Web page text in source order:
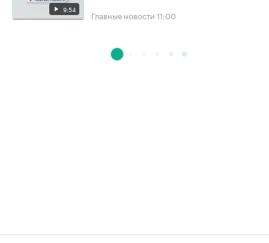
9:54 Главные новости 11:00